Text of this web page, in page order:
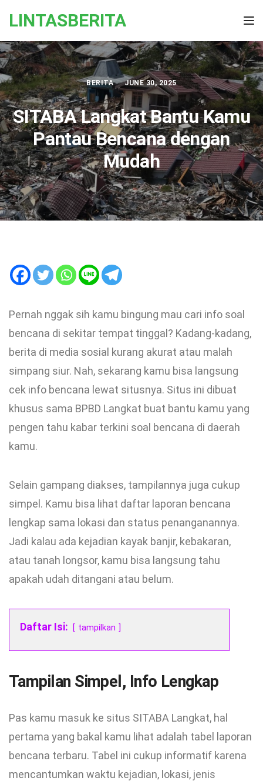
LINTASBERITA
BERITA JUNE 30, 2025
SITABA Langkat Bantu Kamu
Pantau Bencana dengan
Mudah
Pernah nggak sih kamu bingung mau cari info soal
bencana di sekitar tempat tinggal? Kadang-kadang,
berita di media sosial kurang akurat atau malah
simpang siur. Nah, sekarang kamu bisa langsung
cek info bencana lewat situsnya. Situs ini dibuat
khusus sama BPBD Langkat buat bantu kamu yang
pengen tahu kabar terkini soal bencana di daerah
kamu.
Selain gampang diakses, tampilannya juga cukup
simpel. Kamu bisa lihat daftar laporan bencana
lengkap sama lokasi dan status penanganannya.
Jadi kalau ada kejadian kayak banjir, kebakaran,
atau tanah longsor, kamu bisa langsung tahu
apakah udah ditangani atau belum.
Daftar Isi: tampilkan
Tampilan Simpel, Info Lengkap
Pas kamu masuk ke situs SITABA Langkat, hal
pertama yang bakal kamu lihat adalah tabel laporan
bencana terbaru. Tabel ini cukup informatif karena
mencantumkan waktu kejadian, lokasi, jenis